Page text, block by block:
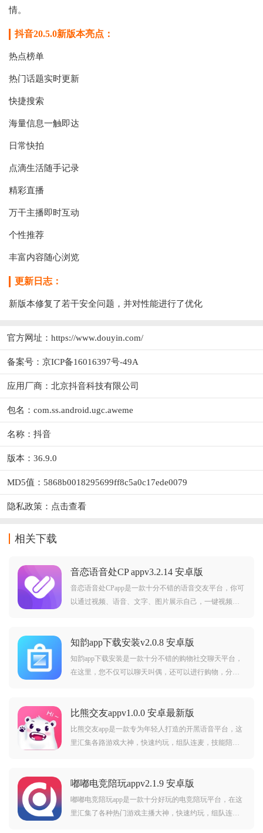
情。
抖音20.5.0新版本亮点：
热点榜单
热门话题实时更新
快捷搜索
海量信息一触即达
日常快拍
点滴生活随手记录
精彩直播
万干主播即时互动
个性推荐
丰富内容随心浏览
更新日志：
新版本修复了若干安全问题，并对性能进行了优化
官方网址： https://www.douyin.com/
备案号：京ICP备16016397号-49A
应用厂商： 北京抖音科技有限公司
包名：com.ss.android.ugc.aweme
名称：抖音
版本：36.9.0
MD5值：5868b0018295699ff8c5a0c17ede0079
隐私政策： 点击查看
相关下载
音恋语音处CP appv3.2.14 安卓版
音恋语音处CPapp是一款十分不错的语音交友平台，你可
以通过视频、语音、文字、图片展示自己，一键视频语
知韵app下载安装v2.0.8 安卓版
知韵app下载安装是一款十分不错的购物社交聊天平台，
在这里，您不仅可以聊天叫偶，还可以进行购物，分享
比熊交友appv1.0.0 安卓最新版
比熊交友app是一款专为年轻人打造的开黑语音平台，这
里汇集各路游戏大神，快速约玩，组队连麦，技能陪
嘟嘟电竞陪玩appv2.1.9 安卓版
嘟嘟电竞陪玩app是一款十分好玩的电竞陪玩平台，在这
里汇集了各种热门游戏主播大神，快速约玩，组队连